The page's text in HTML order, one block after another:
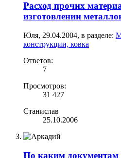
Расход прочих
изготовлении
Юля, 29.04.2004, в разделе:
конструкции, ковка
Ответов:
7
Просмотров:
31 427
Станислав
25.10.2006
По каким документам